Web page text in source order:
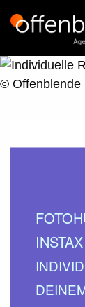
INSTAX